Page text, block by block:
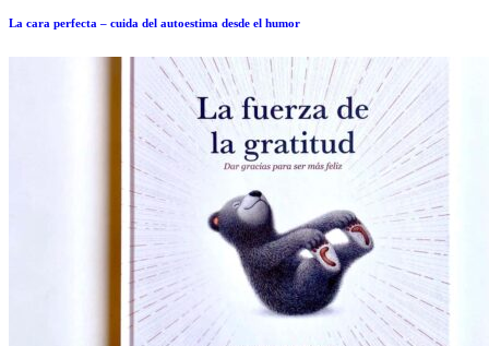
La cara perfecta – cuida del autoestima desde el humor